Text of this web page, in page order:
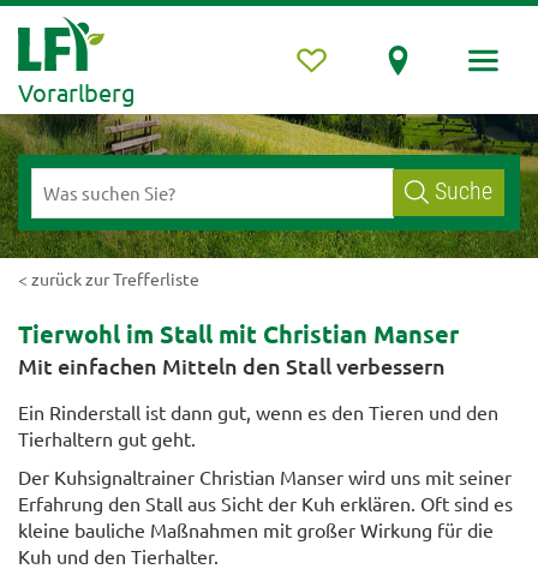
Vorarlberg
Suche
< zurück zur Trefferliste
Tierwohl im Stall mit Christian Manser
Mit einfachen Mitteln den Stall verbessern
Ein Rinderstall ist dann gut, wenn es den Tieren und den
Tierhaltern gut geht.
Der Kuhsignaltrainer Christian Manser wird uns mit seiner
Erfahrung den Stall aus Sicht der Kuh erklären. Oft sind es
kleine bauliche Maßnahmen mit großer Wirkung für die
Kuh und den Tierhalter.